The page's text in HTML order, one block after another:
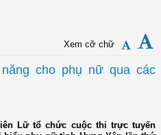
Xem cỡ chữ
cho phụ nữ qua các
Lữ tổ chức cuộc thi trực tuyến